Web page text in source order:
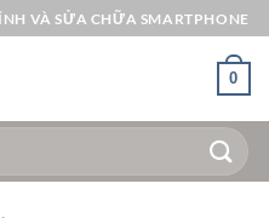
VÀ SỬA CHỮA SMARTPHONE
0